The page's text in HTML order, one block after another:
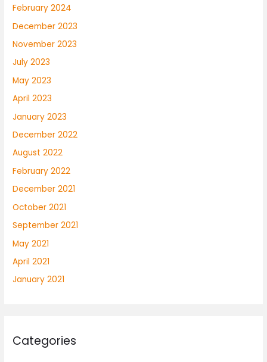
February 2024
December 2023
November 2023
July 2023
May 2023
April 2023
January 2023
December 2022
August 2022
February 2022
December 2021
October 2021
September 2021
May 2021
April 2021
January 2021
Categories